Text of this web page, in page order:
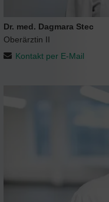
Dr. med. Dagmara Stec
Oberärztin II
Kontakt per E-Mail